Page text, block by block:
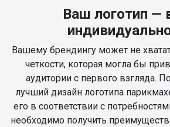
Ваш логотип —
Вашему брендингу может не
четкости, которая могла бы
аудитории с первого взгляда.
лучший дизайн логотипа
его в соответствии с
необходимо получить